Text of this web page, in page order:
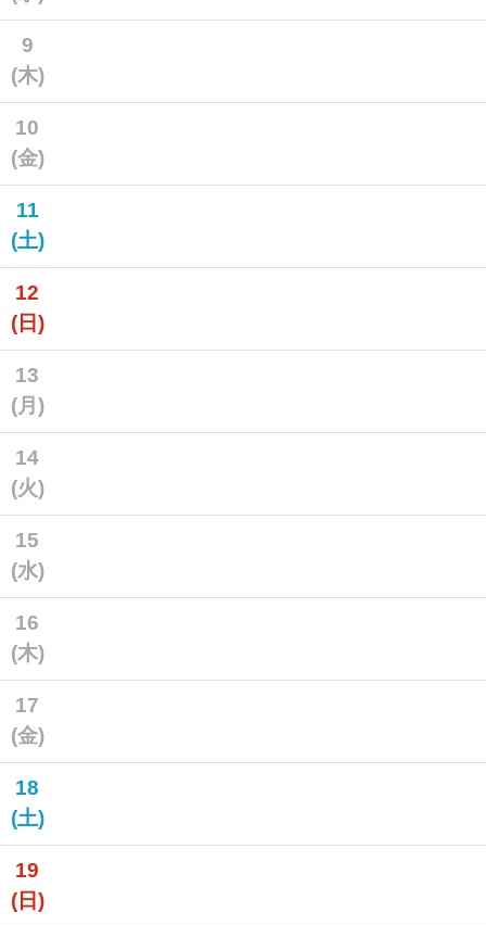
9
(木)
10
(金)
11
(土)
12
(日)
13
(月)
14
(火)
15
(水)
16
(木)
17
(金)
18
(土)
19
(日)